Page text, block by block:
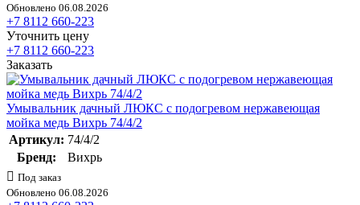
Обновлено 06.08.2026
+7 8112 660-223
Уточнить цену
+7 8112 660-223
Заказать
Умывальник дачный ЛЮКС с подогревом нержавеющая
мойка медь Вихрь 74/4/2
Артикул: 74/4/2
Бренд:
Вихрь
Под заказ
Обновлено 06.08.2026